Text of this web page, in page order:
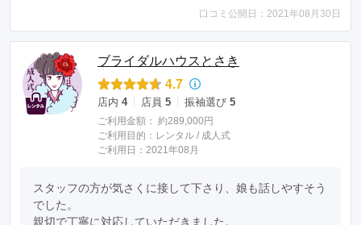
口コミ公開日：2021年08月30日
ブライダルハウスとさき
4.7
店内 4 店員 5 振袖選び 5
ご利用金額： 約289,000円
ご利用目的： レンタル / 成人式
ご利用日：2021年08月
スタッフの方が気さくに接して下さり、娘も話しやすそう
でした。
親切で丁寧に対応していただきました。